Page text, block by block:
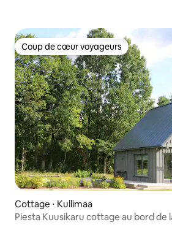
Coup de cœur voyageurs
Coup de cœur voyageurs
Cottage ⋅ Kullimaa
Piesta Kuusikaru cottage au bord de